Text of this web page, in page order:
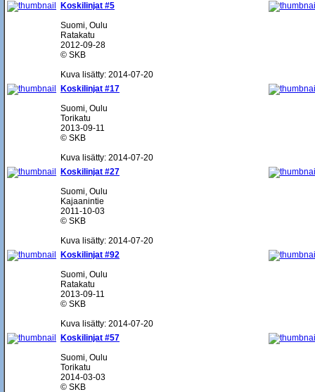
Koskilinjat #5
Suomi, Oulu
Ratakatu
2012-09-28
© SKB
Kuva lisätty: 2014-07-20
Koskilinjat #17
Suomi, Oulu
Torikatu
2013-09-11
© SKB
Kuva lisätty: 2014-07-20
Koskilinjat #27
Suomi, Oulu
Kajaanintie
2011-10-03
© SKB
Kuva lisätty: 2014-07-20
Koskilinjat #92
Suomi, Oulu
Ratakatu
2013-09-11
© SKB
Kuva lisätty: 2014-07-20
Koskilinjat #57
Suomi, Oulu
Torikatu
2014-03-03
© SKB